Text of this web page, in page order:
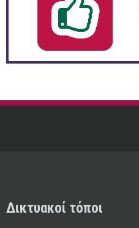
Δικτυακοί τόποι